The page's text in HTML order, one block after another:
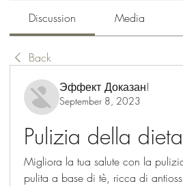
Discussion Media
Back
Эффект Доказан!
September 8, 2023
Pulizia della
Migliora la tua salute con la
pulita a base di tè, ricca di